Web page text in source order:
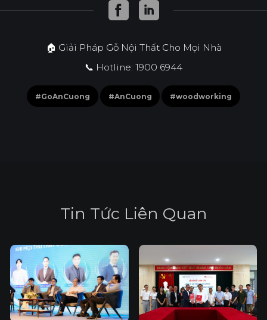
🏠 Giải Pháp Gỗ Nội Thất Cho Mọi Nhà
📞 Hotline: 1900 6944
#GoAnCuong #AnCuong #woodworking
Tin Tức Liên Quan